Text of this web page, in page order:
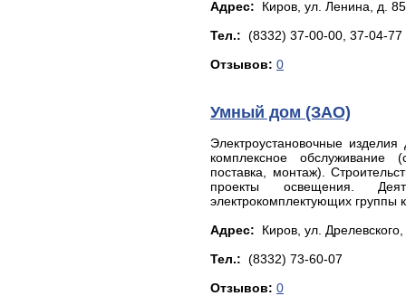
Адрес: Киров, ул. Лeнинa, д.
Тел.: (8332) 37-00-00, 37-04-77
Отзывов: 0
Умный дом (ЗАО)
Электроустановочные
комплексное обслуживание
поставка, монтаж).
проекты освещения.
электрокомплектующих группы
Адрес: Киров, yл.
Тел.: (8332) 73-60-07
Отзывов: 0